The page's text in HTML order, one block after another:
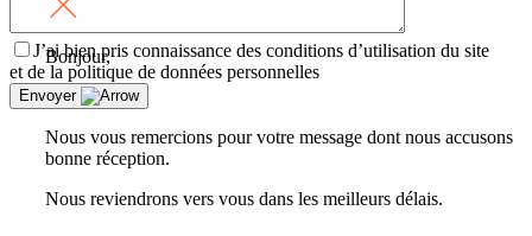
J’ai bien pris connaissance des conditions d’utilisation du site
et de la politique de données personnelles
Envoyer
Bonjour,
Nous vous remercions pour votre message dont nous accusons
bonne réception.
Nous reviendrons vers vous dans les meilleurs délais.